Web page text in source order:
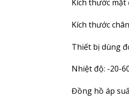
Kích thước
Kích thước
Thiết bị dùng
Nhiệt độ: -20-
Đồng hồ áp